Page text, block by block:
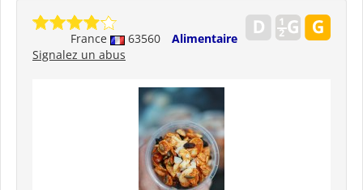
France 63560
Alimentaire
Signalez un abus